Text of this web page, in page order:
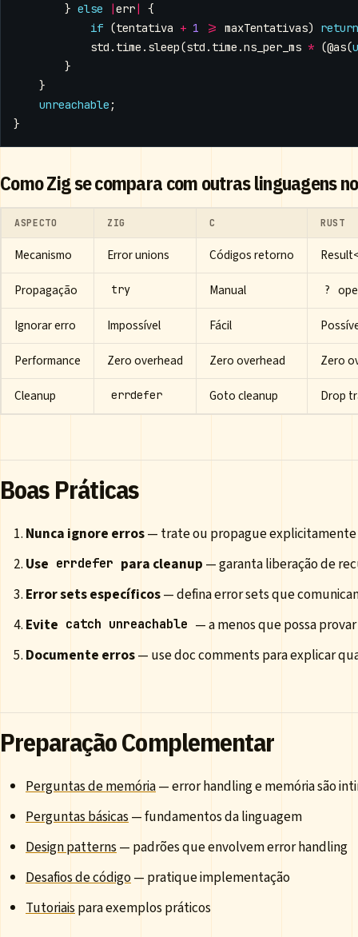
} else |err|
{
if (tentativa + 1 >= maxTentativas)
return
std . time . sleep(std . time .ns_per_ms * (@as(
}
}
unreachable ;
}
Como Zig se compara com outras linguagens
ASPECTO ZIG C RUST
Mecanismo Error unions Códigos retorno
Propagação
try Manual ?
Ignorar erro
Impossível Fácil
Performance
Zero overhead Zero overhead
Zero
Cleanup
errdefer Goto cleanup Drop
Boas Práticas
Nunca ignore erros— trate ou propague explicitamente
Use errdefer para cleanup — garanta liberação de
Error sets específicos— defina error sets que
Evite catch unreachable — a menos que possa
Documente erros— use doc comments para explicar
Preparação Complementar
Perguntas de memória— error handling e memória são
Perguntas básicas— fundamentos da linguagem
Design patterns— padrões que envolvem error handling
Desafios de código— pratique implementação
Tutoriaispara exemplos práticos